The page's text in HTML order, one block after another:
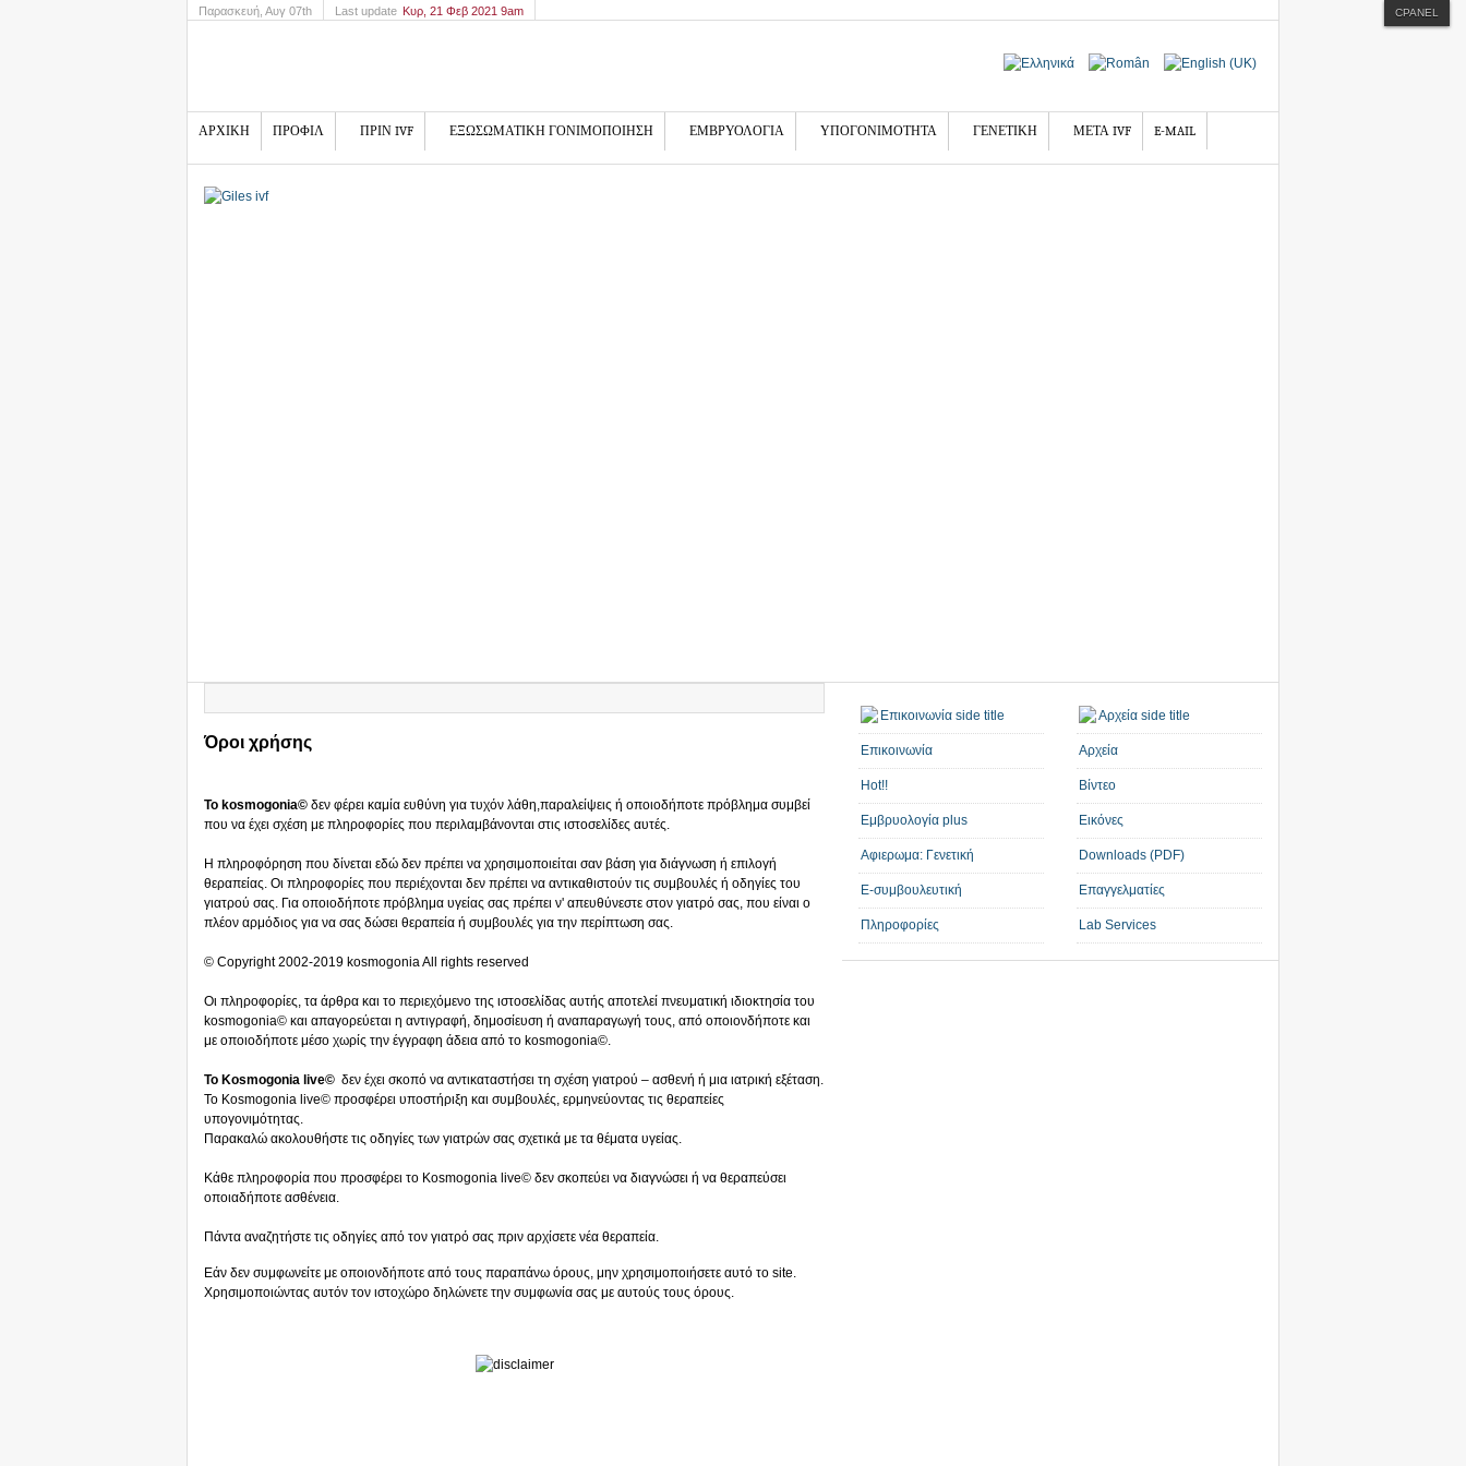
Παρασκευή , Αυγ 07th Last update Κυρ, 21 Φεβ 2021 9am
ΑΡΧΙΚΗ ΠΡΟΦΙΛ ΠΡΙΝ IVF ΕΞΩΣΩΜΑΤΙΚΗ ΓΟΝΙΜΟΠΟΙΗΣΗ ΕΜΒΡΥΟΛΟΓΙΑ ΥΠΟΓΟΝΙΜΟΤΗΤΑ ΓΕΝΕΤΙΚΗ ΜΕΤΑ IVF E-MAIL
CPANEL
Όροι χρήσης
Το kosmogonia© δεν φέρει καμία ευθύνη για τυχόν λάθη,παραλείψεις ή οποιοδήποτε πρόβλημα συμβεί
που να έχει σχέση με πληροφορίες που περιλαμβάνονται στις ιστοσελίδες αυτές.
Η πληροφόρηση που δίνεται εδώ δεν πρέπει να χρησιμοποιείται σαν βάση για διάγνωση ή επιλογή
θεραπείας. Οι πληροφορίες που περιέχονται δεν πρέπει να αντικαθιστούν τις συμβουλές ή οδηγίες του
γιατρού σας. Για οποιοδήποτε πρόβλημα υγείας σας πρέπει ν' απευθύνεστε στον γιατρό σας, που είναι ο
πλέον αρμόδιος για να σας δώσει θεραπεία ή συμβουλές για την περίπτωση σας.
© Copyright 2002-2019 kosmogonia All rights reserved
Οι πληροφορίες, τα άρθρα και το περιεχόμενο της ιστοσελίδας αυτής αποτελεί πνευματική ιδιοκτησία του
kosmogonia© και απαγορεύεται η αντιγραφή, δημοσίευση ή αναπαραγωγή τους, από οποιονδήποτε και
με οποιοδήποτε μέσο χωρίς την έγγραφη άδεια από το kosmogonia©.
Το Kosmogonia live© δεν έχει σκοπό να αντικαταστήσει τη σχέση γιατρού – ασθενή ή μια ιατρική εξέταση.
Το Kosmogonia live© προσφέρει υποστήριξη και συμβουλές, ερμηνεύοντας τις θεραπείες
υπογονιμότητας.
Παρακαλώ ακολουθήστε τις οδηγίες των γιατρών σας σχετικά με τα θέματα υγείας.
Κάθε πληροφορία που προσφέρει το Kosmogonia live© δεν σκοπεύει να διαγνώσει ή να θεραπεύσει
οποιαδήποτε ασθένεια.
Πάντα αναζητήστε τις οδηγίες από τον γιατρό σας πριν αρχίσετε νέα θεραπεία.
Εάν δεν συμφωνείτε με οποιονδήποτε από τους παραπάνω όρους, μην χρησιμοποιήσετε αυτό το site.
Χρησιμοποιώντας αυτόν τον ιστοχώρο δηλώνετε την συμφωνία σας με αυτούς τους όρους.
Επικοινωνία
Hot!!
Εμβρυολογία plus
Αφιερωμα: Γενετική
E-συμβουλευτική
Πληροφορίες
Αρχεία
Βίντεο
Εικόνες
Downloads (PDF)
Επαγγελματίες
Lab Services